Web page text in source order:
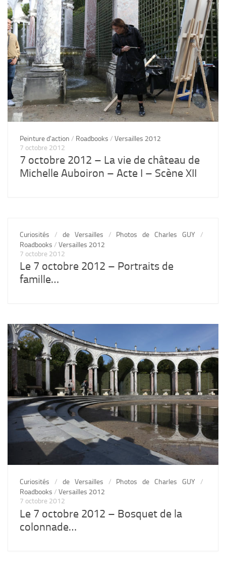
Peinture d'action / Roadbooks / Versailles 2012
7 octobre 2012
7 octobre 2012 – La vie de château de
Michelle Auboiron – Acte I – Scène XII
Curiosités / de Versailles / Photos de Charles GUY /
Roadbooks / Versailles 2012
7 octobre 2012
Le 7 octobre 2012 – Portraits de
famille…
Curiosités / de Versailles / Photos de Charles GUY /
Roadbooks / Versailles 2012
7 octobre 2012
Le 7 octobre 2012 – Bosquet de la
colonnade…